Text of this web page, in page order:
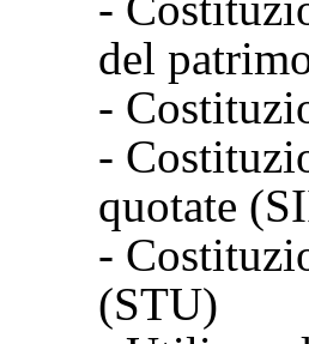
del
-
-
quotate
-
(STU)